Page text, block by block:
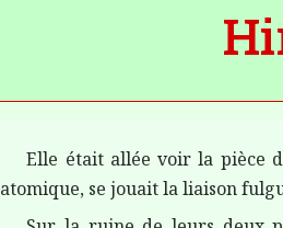
Elle était allée voir la pièce
atomique, se jouaitlaliaison